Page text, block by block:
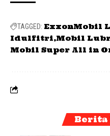
TAGGED: ExxonMobil
Idulfitri Mobil
Mobil Super All in
Berita